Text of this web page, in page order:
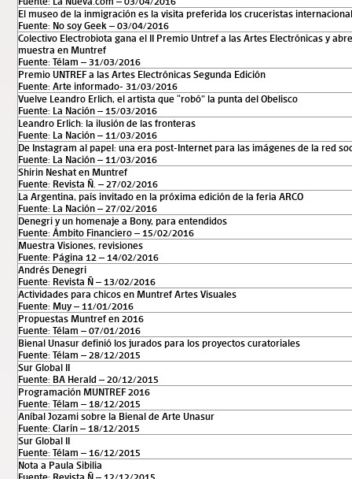
El museo de la inmigración es la visita preferida los cruceristas
Fuente: No soy Geek – 03/04/2016
Colectivo Electrobiota gana el II Premio Untref a las Artes Electrónicas y abre
muestra en Muntref
Fuente: Télam – 31/03/2016
Premio UNTREF a las Artes Electrónicas Segunda Edición
Fuente: Arte informado- 31/03/2016
Vuelve Leandro Erlich, el artista que “robó” la punta del Obelisco
Fuente: La Nación – 15/03/2016
Leandro Erlich: la ilusión de las fronteras
Fuente: La Nación – 11/03/2016
De Instagram al papel: una era post-Internet para las imágenes de la red
Fuente: La Nación – 11/03/2016
Shirin Neshat en Muntref
Fuente: Revista Ñ. – 27/02/2016
La Argentina, país invitado en la próxima edición de la feria ARCO
Fuente: La Nación – 27/02/2016
Denegri y un homenaje a Bony, para entendidos
Fuente: Ámbito Financiero – 15/02/2016
Muestra Visiones, revisiones
Fuente: Página 12 – 14/02/2016
Andrés Denegri
Fuente: Revista Ñ – 13/02/2016
Actividades para chicos en Muntref Artes Visuales
Fuente: Muy – 11/01/2016
Propuestas Muntref en 2016
Fuente: Télam – 07/01/2016
Bienal Unasur definió los jurados para los proyectos curatoriales
Fuente: Télam – 28/12/2015
Sur Global II
Fuente: BA Herald – 20/12/2015
Programación MUNTREF 2016
Fuente: Télam – 18/12/2015
Aníbal Jozami sobre la Bienal de Arte Unasur
Fuente: Clarín – 18/12/2015
Sur Global II
Fuente: Télam – 16/12/2015
Nota a Paula Sibilia